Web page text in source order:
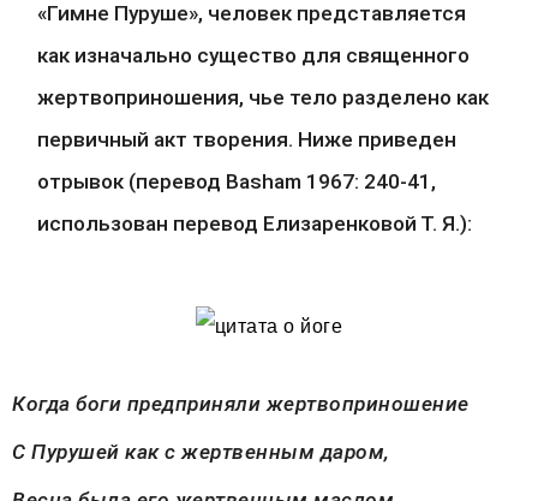
«Гимне Пуруше», человек представляется
как изначально существо для священного
жертвоприношения, чье тело разделено как
первичный акт творения. Ниже приведен
отрывок (перевод Basham 1967: 240-41,
использован перевод Елизаренковой Т. Я.):
Когда боги предприняли жертвоприношение
С Пурушей как с жертвенным даром,